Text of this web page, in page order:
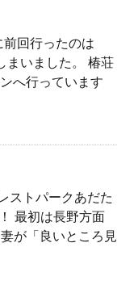
回行ったのは
まいました。 椿荘
へ行っています
ストパークあだた
最初は長野方面
が「良いところ見